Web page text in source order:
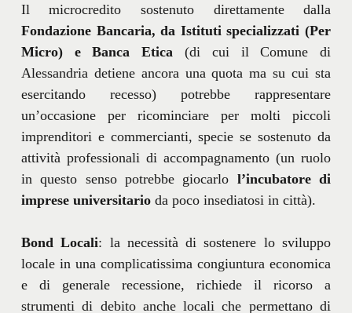
Il microcredito sostenuto direttamente dalla
Fondazione Bancaria, da Istituti specializzati (Per
Micro) e Banca Etica (di cui il Comune di
Alessandria detiene ancora una quota ma su cui sta
esercitando recesso) potrebbe rappresentare
un’occasione per ricominciare per molti piccoli
imprenditori e commercianti, specie se sostenuto da
attività professionali di accompagnamento (un ruolo
in questo senso potrebbe giocarlo l’incubatore di
imprese universitarioda poco insediatosi in città).
Bond Locali: la necessità di sostenere lo sviluppo
locale in una complicatissima congiuntura economica
e di generale recessione, richiede il ricorso a
strumenti di debito anche locali che permettano di